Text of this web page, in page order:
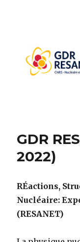
GDR
2022)
RÉactions,
Nucléaire:
(RESANET)